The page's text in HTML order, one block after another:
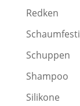
Redken
Schuppen
Shampoo
Silikone